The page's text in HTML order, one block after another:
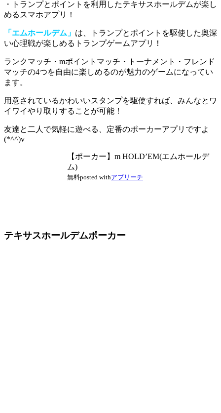
・トランプとポイントを利用したテキサスホールデムが楽し
めるスマホアプリ！
「エムホールデム」 は、トランプとポイントを駆使した奥深
い心理戦が楽しめるトランプゲームアプリ！
ランクマッチ・mポイントマッチ・トーナメント・フレンド
マッチの4つを自由に楽しめるのが魅力のゲームになってい
ます。
用意されているかわいいスタンプを駆使すれば、みんなとワ
イワイやり取りすることが可能！
友達と二人で気軽に遊べる、定番のポーカーアプリですよ
(*^^)v
【ポーカー】m HOLD’EM(エムホールデ
ム)
無料posted withアプリーチ
テキサスホールデムポーカー